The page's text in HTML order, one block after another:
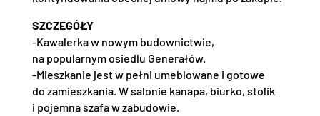
SZCZEGÓŁY
-Kawalerka w nowym budownictwie,
na popularnym osiedlu Generałów.
-Mieszkanie jest w pełni umeblowane i gotowe
do zamieszkania. W salonie kanapa, biurko, stolik
i pojemna szafa w zabudowie.